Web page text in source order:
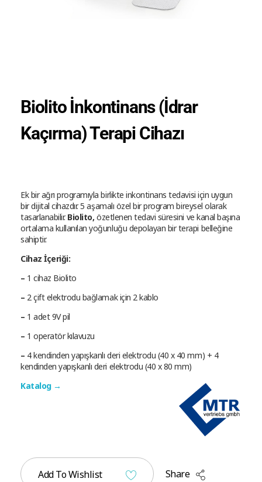
Biolito İnkontinans (İdrar
Kaçırma) Terapi Cihazı
Ek bir ağrı programıyla birlikte inkontinans tedavisi için uygun
bir dijital cihazdır. 5 aşamalı özel bir program bireysel olarak
tasarlanabilir.Biolito, özetlenen tedavi süresini ve kanal başına
ortalama kullanılan yoğunluğu depolayan bir terapi belleğine
sahiptir.
Cihaz İçeriği:
– 1 cihaz Biolito
– 2 çift elektrodu bağlamak için 2 kablo
– 1 adet 9V pil
– 1 operatör kılavuzu
– 4 kendinden yapışkanlı deri elektrodu (40 x 40 mm) + 4
kendinden yapışkanlı deri elektrodu (40 x 80 mm)
Katalog →
Add To Wishlist Share